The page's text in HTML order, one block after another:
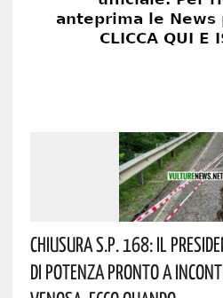
Chiusura S.P. 168: Il
Di Potenza Pronto A